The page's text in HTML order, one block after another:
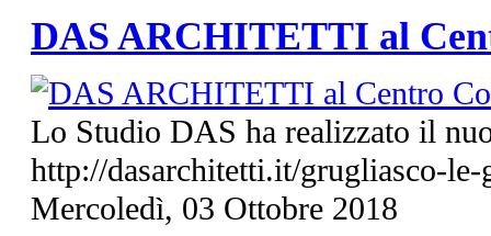
DAS ARCHITETTI al
Lo Studio DAS ha realizzato il
http://dasarchitetti.it/grugliasco-le-
Mercoledì, 03 Ottobre 2018